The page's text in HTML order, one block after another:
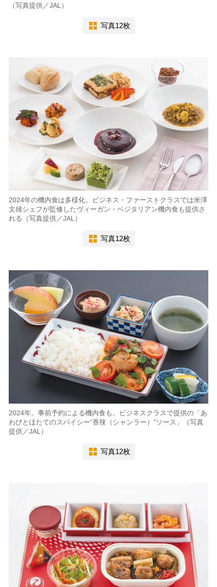
（写真提供／JAL）
写真12枚
2024年の機内食は多様化。ビジネス・ファーストクラスでは米澤
文雄シェフが監修したヴィーガン・ベジタリアン機内食も提供さ
れる（写真提供／JAL）
写真12枚
2024年。事前予約による機内食も。ビジネスクラスで提供の「あ
わびとほたてのスパイシー“香辣（シャンラー）”ソース」（写真
提供／JAL）
写真12枚